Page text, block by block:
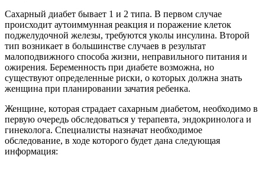
Сахарный диабет бывает 1 и 2 типа. В первом случае
происходит аутоиммунная реакция и поражение клеток
поджелудочной железы, требуются уколы инсулина. Второй
тип возникает в большинстве случаев в результат
малоподвижного способа жизни, неправильного питания и
ожирения. Беременность при диабете возможна, но
существуют определенные риски, о которых должна знать
женщина при планировании зачатия ребенка.
Женщине, которая страдает сахарным диабетом, необходимо в
первую очередь обследоваться у терапевта, эндокринолога и
гинеколога. Специалисты назначат необходимое
обследование, в ходе которого будет дана следующая
информация: